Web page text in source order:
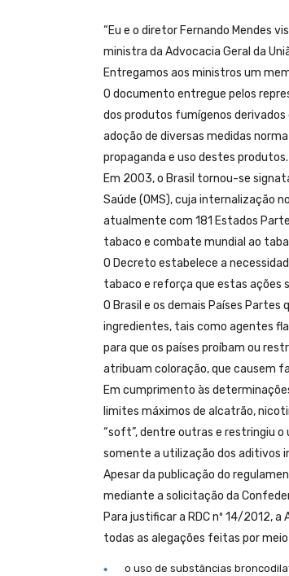
“Eu e o diretor Fernando Mendes
ministra da Advocacia Geral da
Entregamos aos ministros um
O documento entregue pelos
dos produtos fumígenos
adoção de diversas medidas
propaganda e uso destes produtos.
Em 2003, o Brasil tornou-se
Saúde (OMS), cuja internalização
atualmente com 181 Estados
tabaco e combate mundial ao
O Decreto estabelece a
tabaco e reforça que estas ações
O Brasil e os demais Países
ingredientes, tais como agentes
para que os países proíbam ou
atribuam coloração, que causem
Em cumprimento às determinações
limites máximos de alcatrão,
“soft”, dentre outras e restringiu
somente a utilização dos aditivos
Apesar da publicação do
mediante a solicitação da
Para justificar a RDC nº 14/2012,
todas as alegações feitas por
o uso de substâncias